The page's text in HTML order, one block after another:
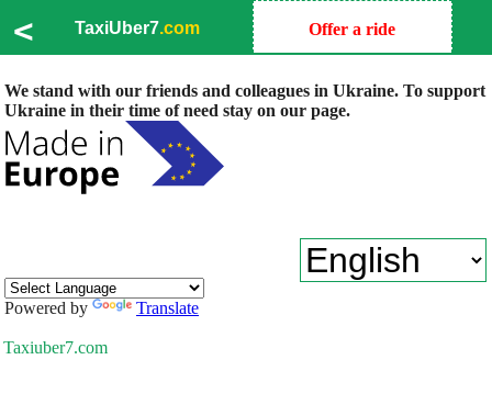
< TaxiUber7.com Offer a ride
We stand with our friends and colleagues in Ukraine. To support
Ukraine in their time of need stay on our page.
Powered by Translate
Taxiuber7.com